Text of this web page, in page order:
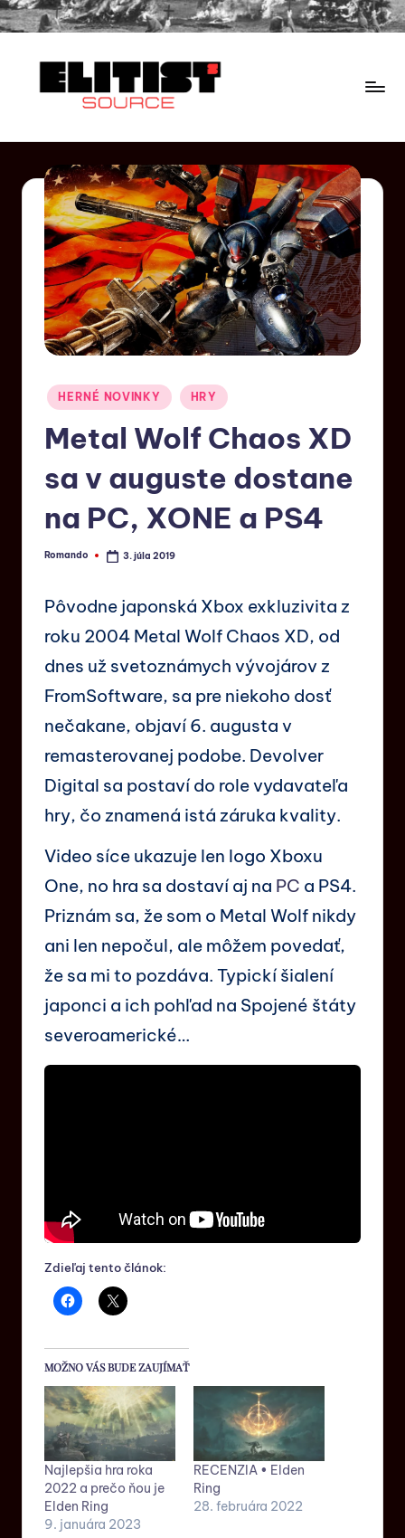
HERNÉ NOVINKY HRY
Metal Wolf Chaos XD
sa v auguste dostane
na PC, XONE a PS4
Romando 3. júla 2019
Pôvodne japonská Xbox exkluzivita z
roku 2004 Metal Wolf Chaos XD, od
dnes už svetoznámych vývojárov z
FromSoftware, sa pre niekoho dosť
nečakane, objaví 6. augusta v
remasterovanej podobe. Devolver
Digital sa postaví do role vydavateľa
hry, čo znamená istá záruka kvality.
Video síce ukazuje len logo Xboxu
One, no hra sa dostaví aj na PC a PS4.
Priznám sa, že som o Metal Wolf nikdy
ani len nepočul, ale môžem povedať,
že sa mi to pozdáva. Typickí šialení
japonci a ich pohľad na Spojené štáty
severoamerické…
Zdieľaj tento článok:
MOŽNO VÁS BUDE ZAUJÍMAŤ
Najlepšia hra roka
2022 a prečo ňou je
Elden Ring
9. januára 2023
RECENZIA • Elden
Ring
28. februára 2022